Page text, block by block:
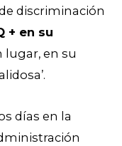
discriminación
+ en su
lugar, en su
días en la